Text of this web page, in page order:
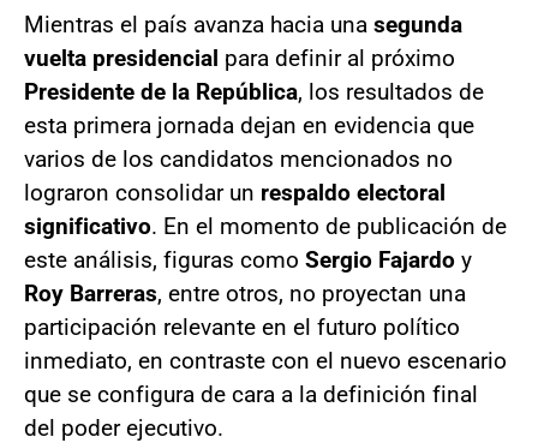
Mientras el país avanza hacia una segunda
vuelta presidencial para definir al próximo
Presidente de la República, los resultados de
esta primera jornada dejan en evidencia que
varios de los candidatos mencionados no
lograron consolidar un respaldo electoral
significativo. En el momento de publicación de
este análisis, figuras como Sergio Fajardo y
Roy Barreras, entre otros, no proyectan una
participación relevante en el futuro político
inmediato, en contraste con el nuevo escenario
que se configura de cara a la definición final
del poder ejecutivo.